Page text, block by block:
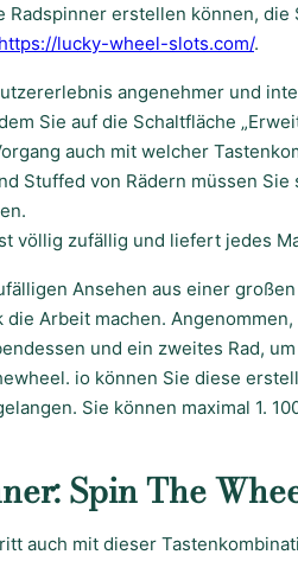
Radspinner erstellen können,
https://lucky-wheel-slots.com/.
angenehmer und
Sie auf die Schaltfläche
auch mit welcher
Stuffed von Rädern müssen
völlig zufällig und liefert jedes
Ansehen aus einer
die Arbeit machen.
und ein zweites Rad,
io können Sie diese
Sie können maximal 1.
Spin The
auch mit dieser